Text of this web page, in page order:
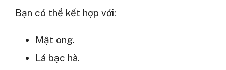
Bạn có thể kết hợp với:
Mật ong.
Lá bạc hà.